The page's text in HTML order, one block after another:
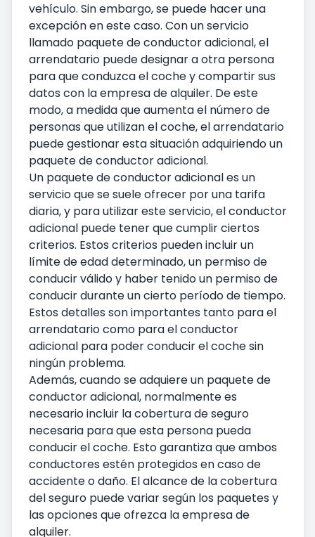
vehículo. Sin embargo, se puede hacer una
excepción en este caso. Con un servicio
llamado paquete de conductor adicional, el
arrendatario puede designar a otra persona
para que conduzca el coche y compartir sus
datos con la empresa de alquiler. De este
modo, a medida que aumenta el número de
personas que utilizan el coche, el arrendatario
puede gestionar esta situación adquiriendo un
paquete de conductor adicional.
Un paquete de conductor adicional es un
servicio que se suele ofrecer por una tarifa
diaria, y para utilizar este servicio, el conductor
adicional puede tener que cumplir ciertos
criterios. Estos criterios pueden incluir un
límite de edad determinado, un permiso de
conducir válido y haber tenido un permiso de
conducir durante un cierto período de tiempo.
Estos detalles son importantes tanto para el
arrendatario como para el conductor
adicional para poder conducir el coche sin
ningún problema.
Además, cuando se adquiere un paquete de
conductor adicional, normalmente es
necesario incluir la cobertura de seguro
necesaria para que esta persona pueda
conducir el coche. Esto garantiza que ambos
conductores estén protegidos en caso de
accidente o daño. El alcance de la cobertura
del seguro puede variar según los paquetes y
las opciones que ofrezca la empresa de
alquiler.